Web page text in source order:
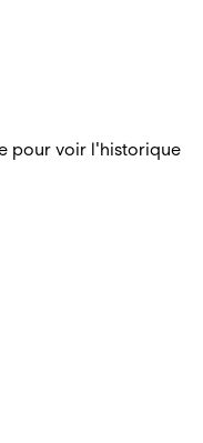
pour voir l'historique